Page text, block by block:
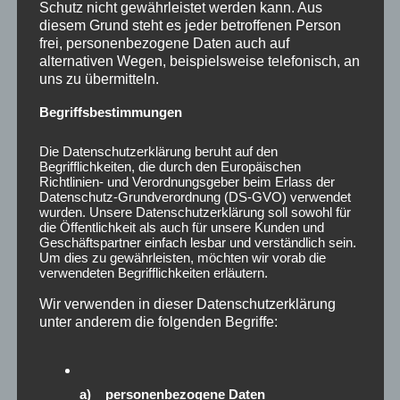
Website
meinen nächsten Kommentar speichern.
Mir ist bewusst, dass mein Name und meine E-Mail-
Adresse beim Klick auf die Schaltfläche "Kommentar
abschicken" zu der E-Mail-Adresse der Betreiberin dieses
Blogs gesendet werden. Die Betreiberin nutzt diese Daten
ausschließlich, um Missbrauch der Kommentarfunktion
auszuschließen. Nachdem der Kommentar veröffentlicht
wurde, werden die übermittelten Daten gelöscht.
Schutz nicht gewährleistet werden kann. Aus
diesem Grund steht es jeder betroffenen Person
frei, personenbezogene Daten auch auf
alternativen Wegen, beispielsweise telefonisch, an
uns zu übermitteln.
Begriffsbestimmungen
Die Datenschutzerklärung beruht auf den
Begrifflichkeiten, die durch den Europäischen
Richtlinien- und Verordnungsgeber beim Erlass der
Datenschutz-Grundverordnung (DS-GVO) verwendet
wurden. Unsere Datenschutzerklärung soll sowohl für
die Öffentlichkeit als auch für unsere Kunden und
Geschäftspartner einfach lesbar und verständlich sein.
Um dies zu gewährleisten, möchten wir vorab die
verwendeten Begrifflichkeiten erläutern.
Wir verwenden in dieser Datenschutzerklärung
unter anderem die folgenden Begriffe:
a) personenbezogene Daten